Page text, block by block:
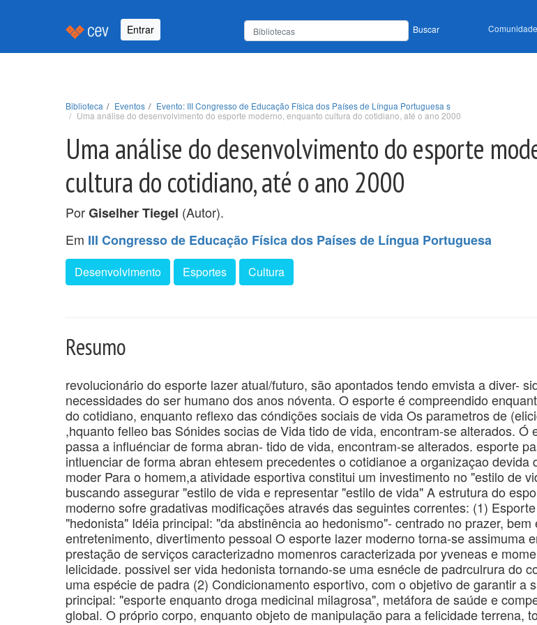
Entrar Buscar
Biblioteca Eventos
Evento: III Congresso de Educação Física dos Países de Língua Portuguesa s
Uma análise do desenvolvimento do esporte moderno, enquanto cultura do cotidiano, até o ano 2000
Uma análise do desenvolvimento do esporte
cultura do cotidiano, até o ano 2000
PorGiselher Tiegel (Autor).
Em III Congresso de Educação Física dos Países de Língua Portuguesa
Desenvolvimento Esportes Cultura
Resumo
revolucionário do esporte lazer atual/futuro, são apontados tendo emvista a diver-
necessidades do ser humano dos anos nóventa. O esporte é compreendido
do cotidiano, enquanto reflexo das cóndições sociais de vida Os parametros de
,hquanto felleо bаs Sónides socias de Vida tido de vida, encontram-se alterados. Ó
passa a influénciar de forma abran- tido de vida, encontram-se alterados. esporte
intluenciar de forma abran ehtesem precedentes o cotidianoe a organizaçao devida
moder Para o homem,a atividade esportiva constitui um investimento no "estilo de
buscando assegurar "estilo de vida e representar "estilo de vida" A estrutura do
moderno sofre gradativas modificações através das seguintes correntes: (1)
"hedonista" Idéia principal: "da abstinência ao hedonismo"- centrado no prazer, bem
entretenimento, divertimento pessoal O esporte lazer moderno torna-se assimuma
prestação de serviços caracterizadno momenros caracterizada por yveneas e
lelicidade. possivel ser vida hedonista tornando-se uma esnécle de padrculrura do
uma espécie de padra (2) Condicionamento esportivo, com o objetivo de garantir a
principal: "esporte enquanto droga medicinal milagrosa", metáfora de saúde e
global. O próprio corpo, enquanto objeto de manipulação para a felicidade terrena,